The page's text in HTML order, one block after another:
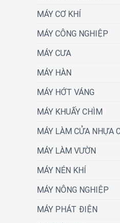
MÁY CƠ KHÍ
MÁY CÔNG NGHIỆP
MÁY CƯA
MÁY HÀN
MÁY HỚT VÁNG
MÁY KHUẤY CHÌM
MÁY LÀM CỬA NHỰA
MÁY LÀM VƯỜN
MÁY NÉN KHÍ
MÁY NÔNG NGHIỆP
MÁY PHÁT ĐIỆN